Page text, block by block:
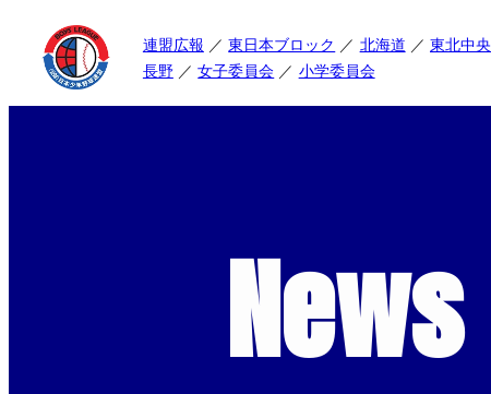
連盟広報 東日本ブロック 北海道 東北中央
長野
女子委員会 小学委員会
News